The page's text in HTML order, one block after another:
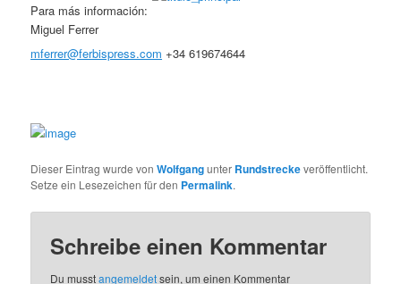
Para más información:
Miguel Ferrer
mferrer@ferbispress.com +34 619674644
Dieser Eintrag wurde vonWolfgangunter Rundstreckeveröffentlicht.
Setze ein Lesezeichen für den Permalink.
Schreibe einen Kommentar
Du musstangemeldetsein, um einen Kommentar